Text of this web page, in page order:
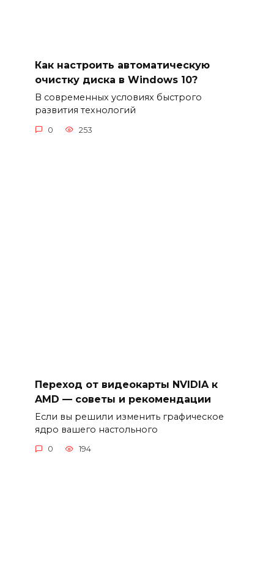
Как настроить автоматическую
очистку диска в Windows 10?
В современных условиях быстрого
развития технологий
0 253
Переход от видеокарты NVIDIA к
AMD — советы и рекомендации
Если вы решили изменить графическое
ядро вашего настольного
0 194